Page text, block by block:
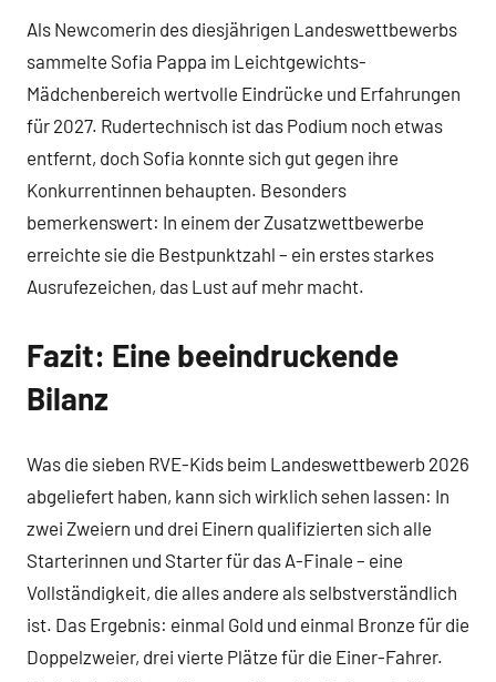
Als Newcomerin des diesjährigen Landeswettbewerbs
sammelte Sofia Pappa im Leichtgewichts-
Mädchenbereich wertvolle Eindrücke und Erfahrungen
für 2027. Rudertechnisch ist das Podium noch etwas
entfernt, doch Sofia konnte sich gut gegen ihre
Konkurrentinnen behaupten. Besonders
bemerkenswert: In einem der Zusatzwettbewerbe
erreichte sie die Bestpunktzahl – ein erstes starkes
Ausrufezeichen, das Lust auf mehr macht.
Fazit: Eine beeindruckende
Bilanz
Was die sieben RVE-Kids beim Landeswettbewerb 2026
abgeliefert haben, kann sich wirklich sehen lassen: In
zwei Zweiern und drei Einern qualifizierten sich alle
Starterinnen und Starter für das A-Finale – eine
Vollständigkeit, die alles andere als selbstverständlich
ist. Das Ergebnis: einmal Gold und einmal Bronze für die
Doppelzweier, drei vierte Plätze für die Einer-Fahrer.